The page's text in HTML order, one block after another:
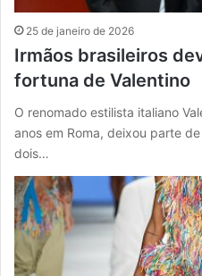
25 de janeiro de 2026
Irmãos brasileiros
fortuna de Valentino
O renomado estilista italiano
anos em Roma, deixou parte
dois…